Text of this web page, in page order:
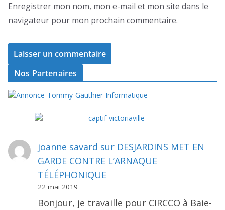
Enregistrer mon nom, mon e-mail et mon site dans le
navigateur pour mon prochain commentaire.
Nos Partenaires
joanne savard sur DESJARDINS MET EN
GARDE CONTRE L’ARNAQUE
TÉLÉPHONIQUE
22 mai 2019
Bonjour, je travaille pour CIRCCO à Baie-